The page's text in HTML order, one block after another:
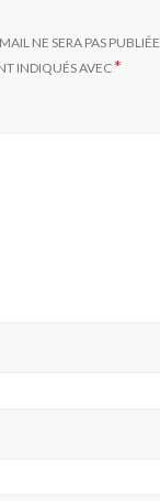
NE SERA PAS PUBLIÉE.
INDIQUÉS AVEC*